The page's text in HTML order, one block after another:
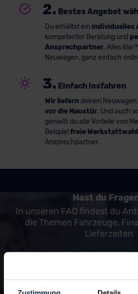
2. Bestes Angebot
Du erhältst ein individuelles
kompetenter Beratung und
Ansprechpartner. Alles
Neuwagen, ganz einfach
3. Einfach losfahren
Wir liefern deinen
vor die Haustür. Und auch
genießt du alle Vorteile von
Beispiel freie Werkstattwahl
Ansprechpartner.
Hast du
In unseren FAQ findest du
die Themen Fahrzeuge,
Lieferzeiten